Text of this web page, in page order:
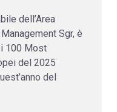
dell’Area
Sgr, è
100 Most
del 2025
del